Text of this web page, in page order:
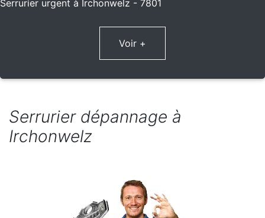
Serrurier urgent à Irchonwelz - 7801
Voir +
Serrurier dépannage à
Irchonwelz